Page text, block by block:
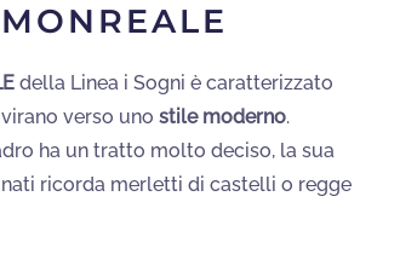
della Linea i Sogni è caratterizzato
verso uno stile moderno.
ha un tratto molto deciso, la sua
ricorda merletti di castelli o regge